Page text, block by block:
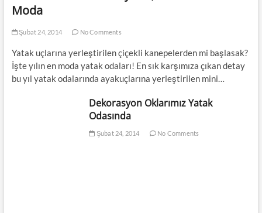
Moda
Şubat 24, 2014 No Comments
Yatak uçlarına yerleştirilen çiçekli kanepelerden mi başlasak?
İşte yılın en moda yatak odaları! En sık karşımıza çıkan detay
bu yıl yatak odalarında ayakuçlarına yerleştirilen mini…
Dekorasyon Oklarımız Yatak
Odasında
Şubat 24, 2014 No Comments